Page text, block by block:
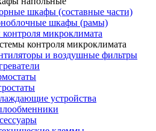
шкафы (составные части)
шкафы (рамы)
микроклимата
контроля микроклимата
и воздушные фильтры
устройства